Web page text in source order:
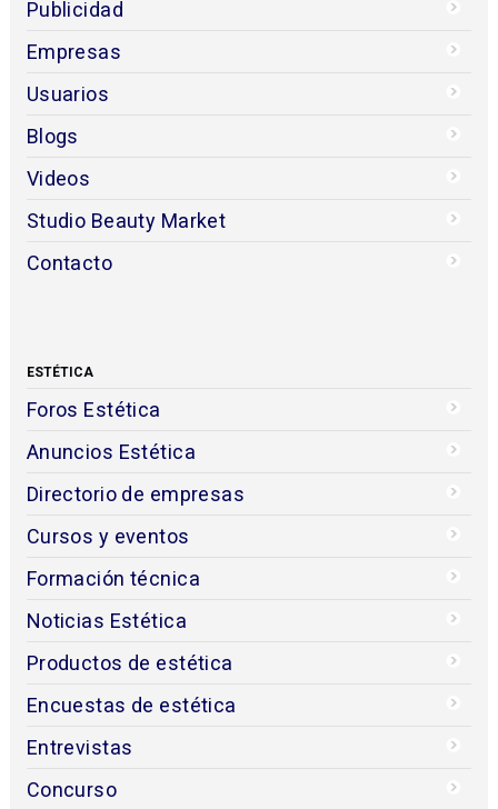
Publicidad
Empresas
Usuarios
Blogs
Videos
Studio Beauty Market
Contacto
ESTÉTICA
Foros Estética
Anuncios Estética
Directorio de empresas
Cursos y eventos
Formación técnica
Noticias Estética
Productos de estética
Encuestas de estética
Entrevistas
Concurso